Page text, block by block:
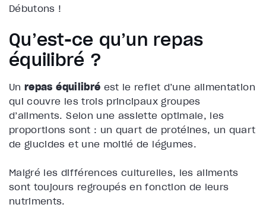
Débutons !
Qu’est-ce qu’un repas
équilibré ?
Unrepas équilibré est le reflet d’une alimentation
qui couvre les trois principaux groupes
d’aliments. Selon une assiette optimale, les
proportions sont : un quart de protéines, un quart
de glucides et une moitié de légumes.
Malgré les différences culturelles, les aliments
sont toujours regroupés en fonction de leurs
nutriments.